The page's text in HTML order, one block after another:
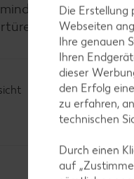
1
und Minze
Die Erstellung
Webseiten
Ihre genauen
Ihren
dieser
den Erfolg
zu erfahren,
technischen
Durch einen
auf